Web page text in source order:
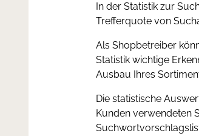
In der Statistik zur
Trefferquote von
Als Shopbetreiber
Statistik wichtige
Ausbau Ihres
Die statistische
Kunden verwendeten